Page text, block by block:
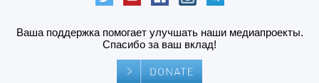
Ваша поддержка помогает улучшать наши медиапроекты.
Спасибо за ваш вклад!